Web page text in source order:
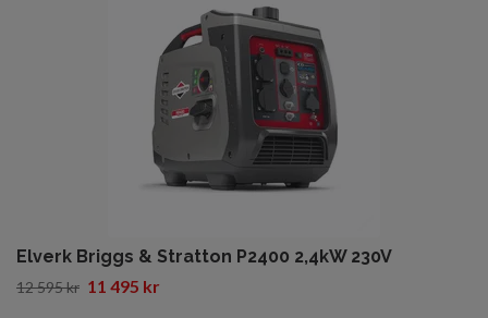
Elverk Briggs & Stratton P2400 2,4kW 230V
12 595 kr 11 495 kr